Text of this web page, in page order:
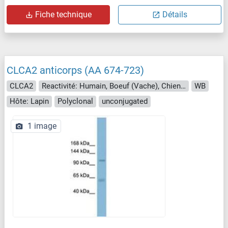
Fiche technique Détails
CLCA2 anticorps (AA 674-723)
CLCA2 Reactivité: Humain, Boeuf (Vache), Chien, Cheval, Porc, Roussette (Chauve-souris), Singe
WB
Hôte: Lapin
Polyclonal unconjugated
1 image